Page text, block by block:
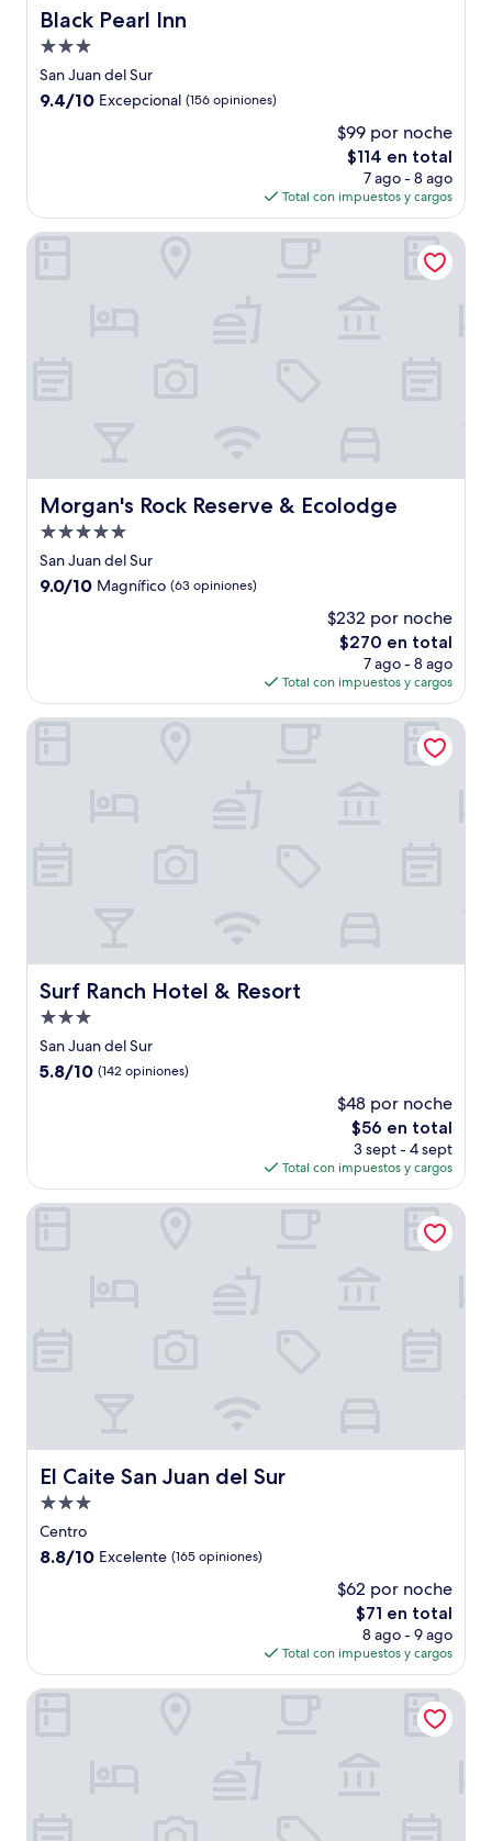
Black Pearl Inn
Black Pearl Inn
Propiedad
de
3.0
San Juan del Sur
9.4
9.4/10 Excepcional (156 opiniones)
$99 por noche
El
precio
actual
es
de
$114 en total
7 ago - 8 ago
Total con impuestos y cargos
Morgan's Rock Reserve & Ecolodge
Morgan's Rock Reserve & Ecolodge
Propiedad
de
5.0
San Juan del Sur
9.0
9.0/10 Magnífico (63 opiniones)
$232 por noche
El
precio
actual
es
de
$270 en total
7 ago - 8 ago
Total con impuestos y cargos
Morgan's Rock Reserve & Ecolodge
Surf Ranch Hotel & Resort
Surf Ranch Hotel & Resort
Propiedad
de
3.0
San Juan del Sur
5.8
5.8/10 (142 opiniones)
$48 por noche
El
precio
actual
es
de
$56 en total
3 sept - 4 sept
Total con impuestos y cargos
Surf Ranch Hotel & Resort
El Caite San Juan del Sur
El Caite San Juan del Sur
Propiedad
de
3.0
Centro
8.8
8.8/10 Excelente (165 opiniones)
$62 por noche
El
precio
actual
es
de
$71 en total
8 ago - 9 ago
Total con impuestos y cargos
El Caite San Juan del Sur
Hush Maderas